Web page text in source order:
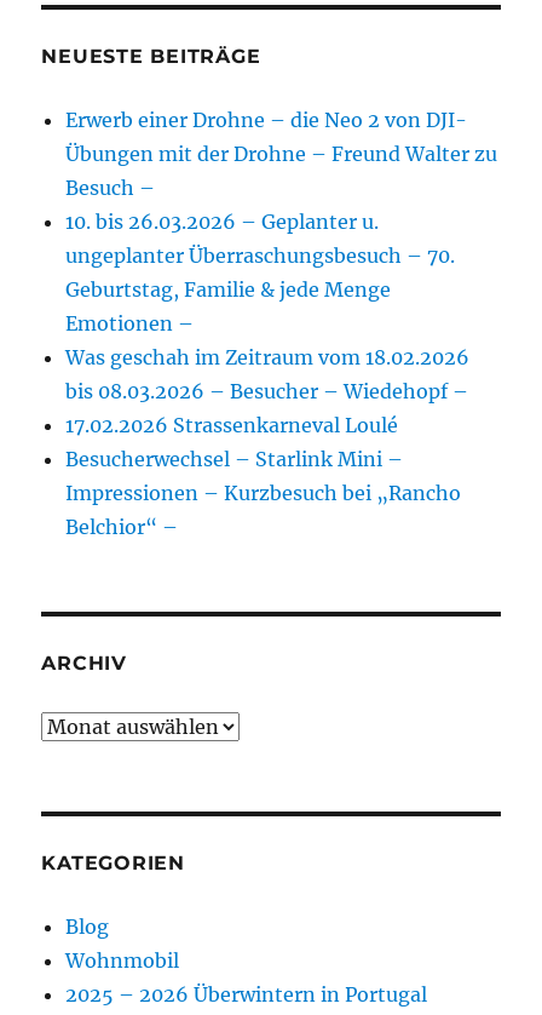
NEUESTE BEITRÄGE
Erwerb einer Drohne – die Neo 2 von DJI-
Übungen mit der Drohne – Freund Walter zu
Besuch –
10. bis 26.03.2026 – Geplanter u.
ungeplanter Überraschungsbesuch – 70.
Geburtstag, Familie & jede Menge
Emotionen –
Was geschah im Zeitraum vom 18.02.2026
bis 08.03.2026 – Besucher – Wiedehopf –
17.02.2026 Strassenkarneval Loulé
Besucherwechsel – Starlink Mini –
Impressionen – Kurzbesuch bei „Rancho
Belchior“ –
ARCHIV
Archiv
KATEGORIEN
Blog
Wohnmobil
2025 – 2026 Überwintern in Portugal